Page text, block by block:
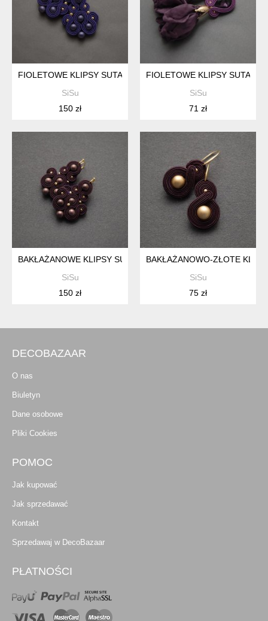
FIOLETOWE KLIPSY SUTASZ
SiSu
150 zł
FIOLETOWE KLIPSY SUTASZ
SiSu
71 zł
BAKŁAŻANOWE KLIPSY SUTASZ
SiSu
150 zł
BAKŁAŻANOWO-ZŁOTE
SiSu
75 zł
DECOBAZAAR
O nas
Biuletyn
Dane osobowe
Pliki Cookies
POMOC
Jak kupować
Jak sprzedawać
Kontakt
Sprzedawaj w DecoBazaar
PŁATNOŚCI